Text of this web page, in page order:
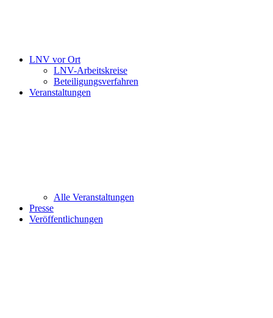
LNV vor Ort
LNV-Arbeitskreise
Beteiligungsverfahren
Veranstaltungen
Alle Veranstaltungen
Presse
Veröffentlichungen